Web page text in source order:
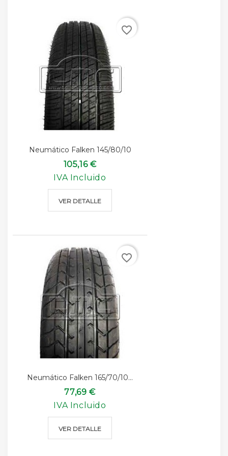
Neumático Falken 145/80/10
105,16 €
IVA Incluido
VER DETALLE
favorite_border
Neumático Falken 165/70/10...
77,69 €
IVA Incluido
VER DETALLE
favorite_border